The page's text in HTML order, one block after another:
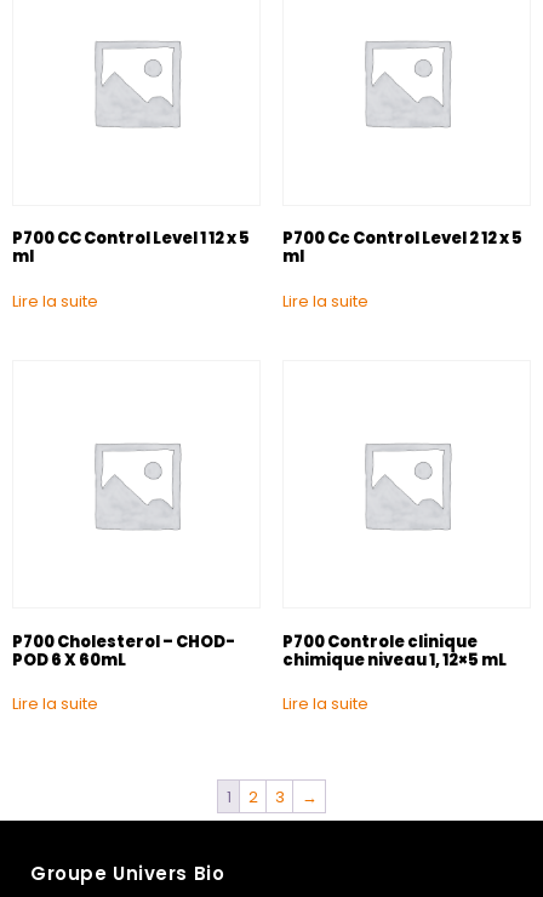
P700 CC Control Level 1 12 x 5
ml
Lire la suite
P700 Cc Control Level 2 12 x 5
ml
Lire la suite
P700 Cholesterol – CHOD-
POD 6 X 60mL
Lire la suite
P700 Controle clinique
chimique niveau 1, 12×5 mL
Lire la suite
1 2 3 →
Groupe Univers Bio